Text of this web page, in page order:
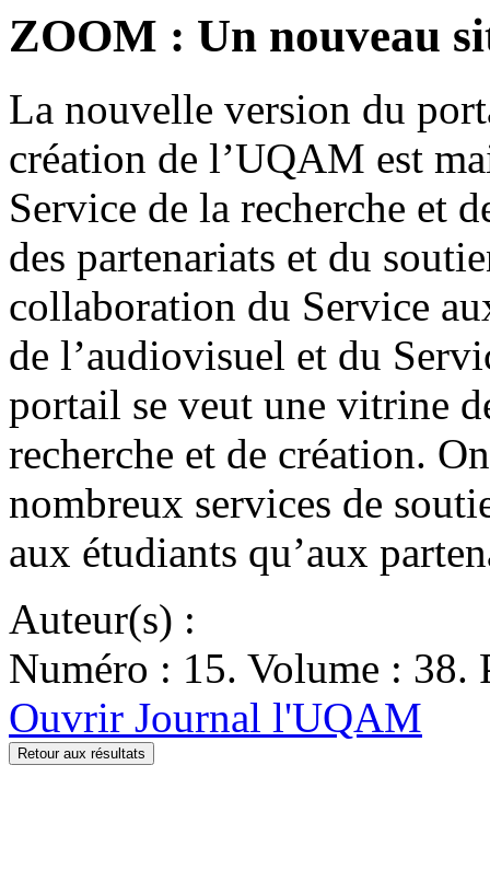
ZOOM : Un nouveau
La nouvelle version du
création de l’UQAM est
Service de la recherche et
des partenariats et du
collaboration du Service
de l’audiovisuel et du
portail se veut une vitrine
recherche et de création.
nombreux services de
aux étudiants qu’aux
Auteur(s) :
Numéro : 15. Volume : 38.
Ouvrir Journal l'UQAM
Retour aux résultats